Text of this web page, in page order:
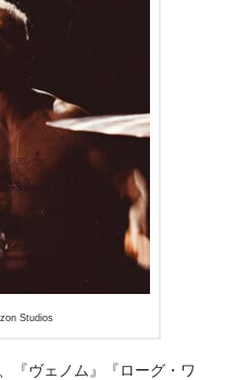
解約もOK／／
ムビデオで見る
Studios
『ヴェノム』『ローグ・ワ